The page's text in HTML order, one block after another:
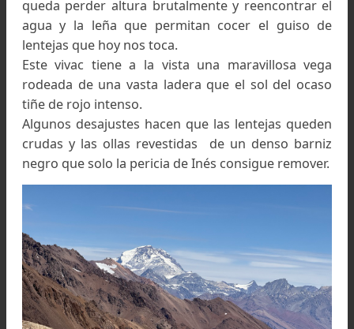
hace cómoda.
Cerca del Cordón del Espinacito otro
ecuestre nos alcanza.
—¿Para dónde van? —pregunta el muchacho
dirige la larga fila. Está extrañado, por ahí
pocos los que marchan de a pie.
—Las Cuevas... —responde desafiante Fede.
—¿Dónde? —Escuchó bien, pero insiste, le
inconcebible...
—Las Cuevas, Mendoza —aclara Leticia
un indefinido punto al sur.
—¿Están seguros de lo que están haciendo?
Mientras la tropa dobla a la derecha hacia el
del Espinacito nosotros nos adentramos en
áspero vallecito hacia el Paso de La Honda